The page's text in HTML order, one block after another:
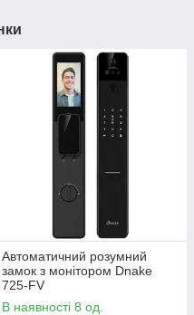
Автоматичний розумний
замок з монітором Dnake
725-FV
В наявності 8 од.